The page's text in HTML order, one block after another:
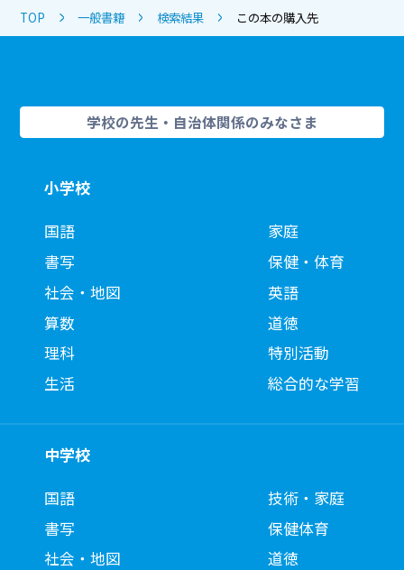
TOP 一般書籍 検索結果 この本の購入先
学校の先生・自治体関係のみなさま
小学校
国語
書写
社会・地図
算数
理科
生活
家庭
保健・体育
英語
道徳
特別活動
総合的な学習
中学校
国語
書写
社会・地図
技術・家庭
保健体育
道徳